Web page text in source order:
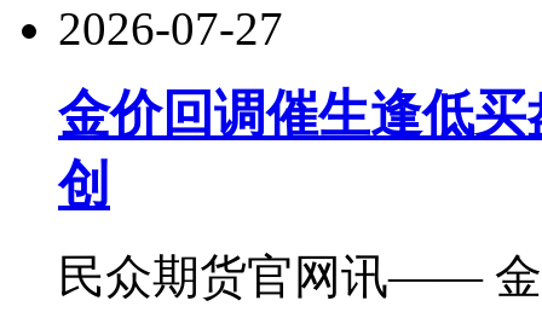
2026-07-27
金价回调催生逢低
创
民众期货官网讯——